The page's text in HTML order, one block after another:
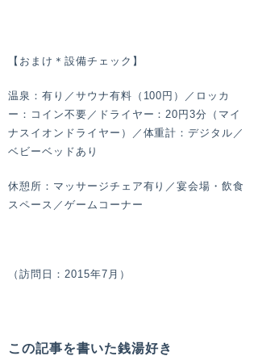
【おまけ＊設備チェック】
温泉：有り／サウナ有料（100円）／ロッカ
ー：コイン不要／ドライヤー：20円3分（マイ
ナスイオンドライヤー）／体重計：デジタル／
ベビーベッドあり
休憩所：マッサージチェア有り／宴会場・飲食
スペース／ゲームコーナー
（訪問日：2015年7月）
この記事を書いた銭湯好き